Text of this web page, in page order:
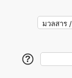
?